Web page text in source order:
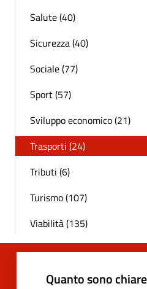
Salute (40)
Sicurezza (40)
Sociale (77)
Sport (57)
Sviluppo economico (21)
Trasporti (24)
Tributi (6)
Turismo (107)
Viabilità (135)
Quanto sono